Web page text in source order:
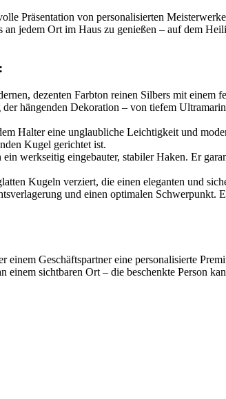
Präsentation von personalisierten
jedem Ort im Haus zu genießen – auf dem
dezenten Farbton reinen Silbers mit einem
hängenden Dekoration – von tiefem
Halter eine unglaubliche Leichtigkeit und
Kugel gerichtet ist.
werkseitig eingebauter, stabiler Haken. Er
Kugeln verziert, die einen eleganten und
und einen optimalen Schwerpunkt.
Geschäftspartner eine personalisierte
sichtbaren Ort – die beschenkte Person